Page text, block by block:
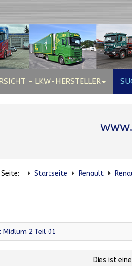
- LKW-HERSTELLER
Startseite Renault
Midlum 2 Teil 01
Dies ist